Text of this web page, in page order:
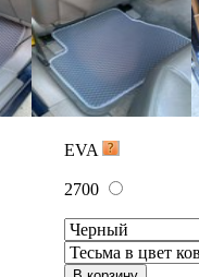
EVA
2700